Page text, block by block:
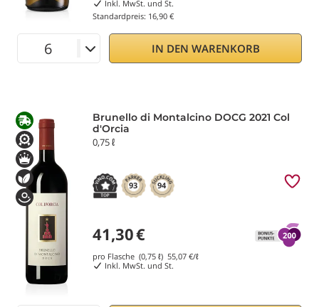
Inkl. MwSt. und St.
Standardpreis: 16,90 €
IN DEN WARENKORB
Brunello di Montalcino DOCG 2021 Col
d'Orcia
0,75 ℓ
93 94
41,30€
pro Flasche (0,75 ℓ) 55,07 €/ℓ
Inkl. MwSt. und St.